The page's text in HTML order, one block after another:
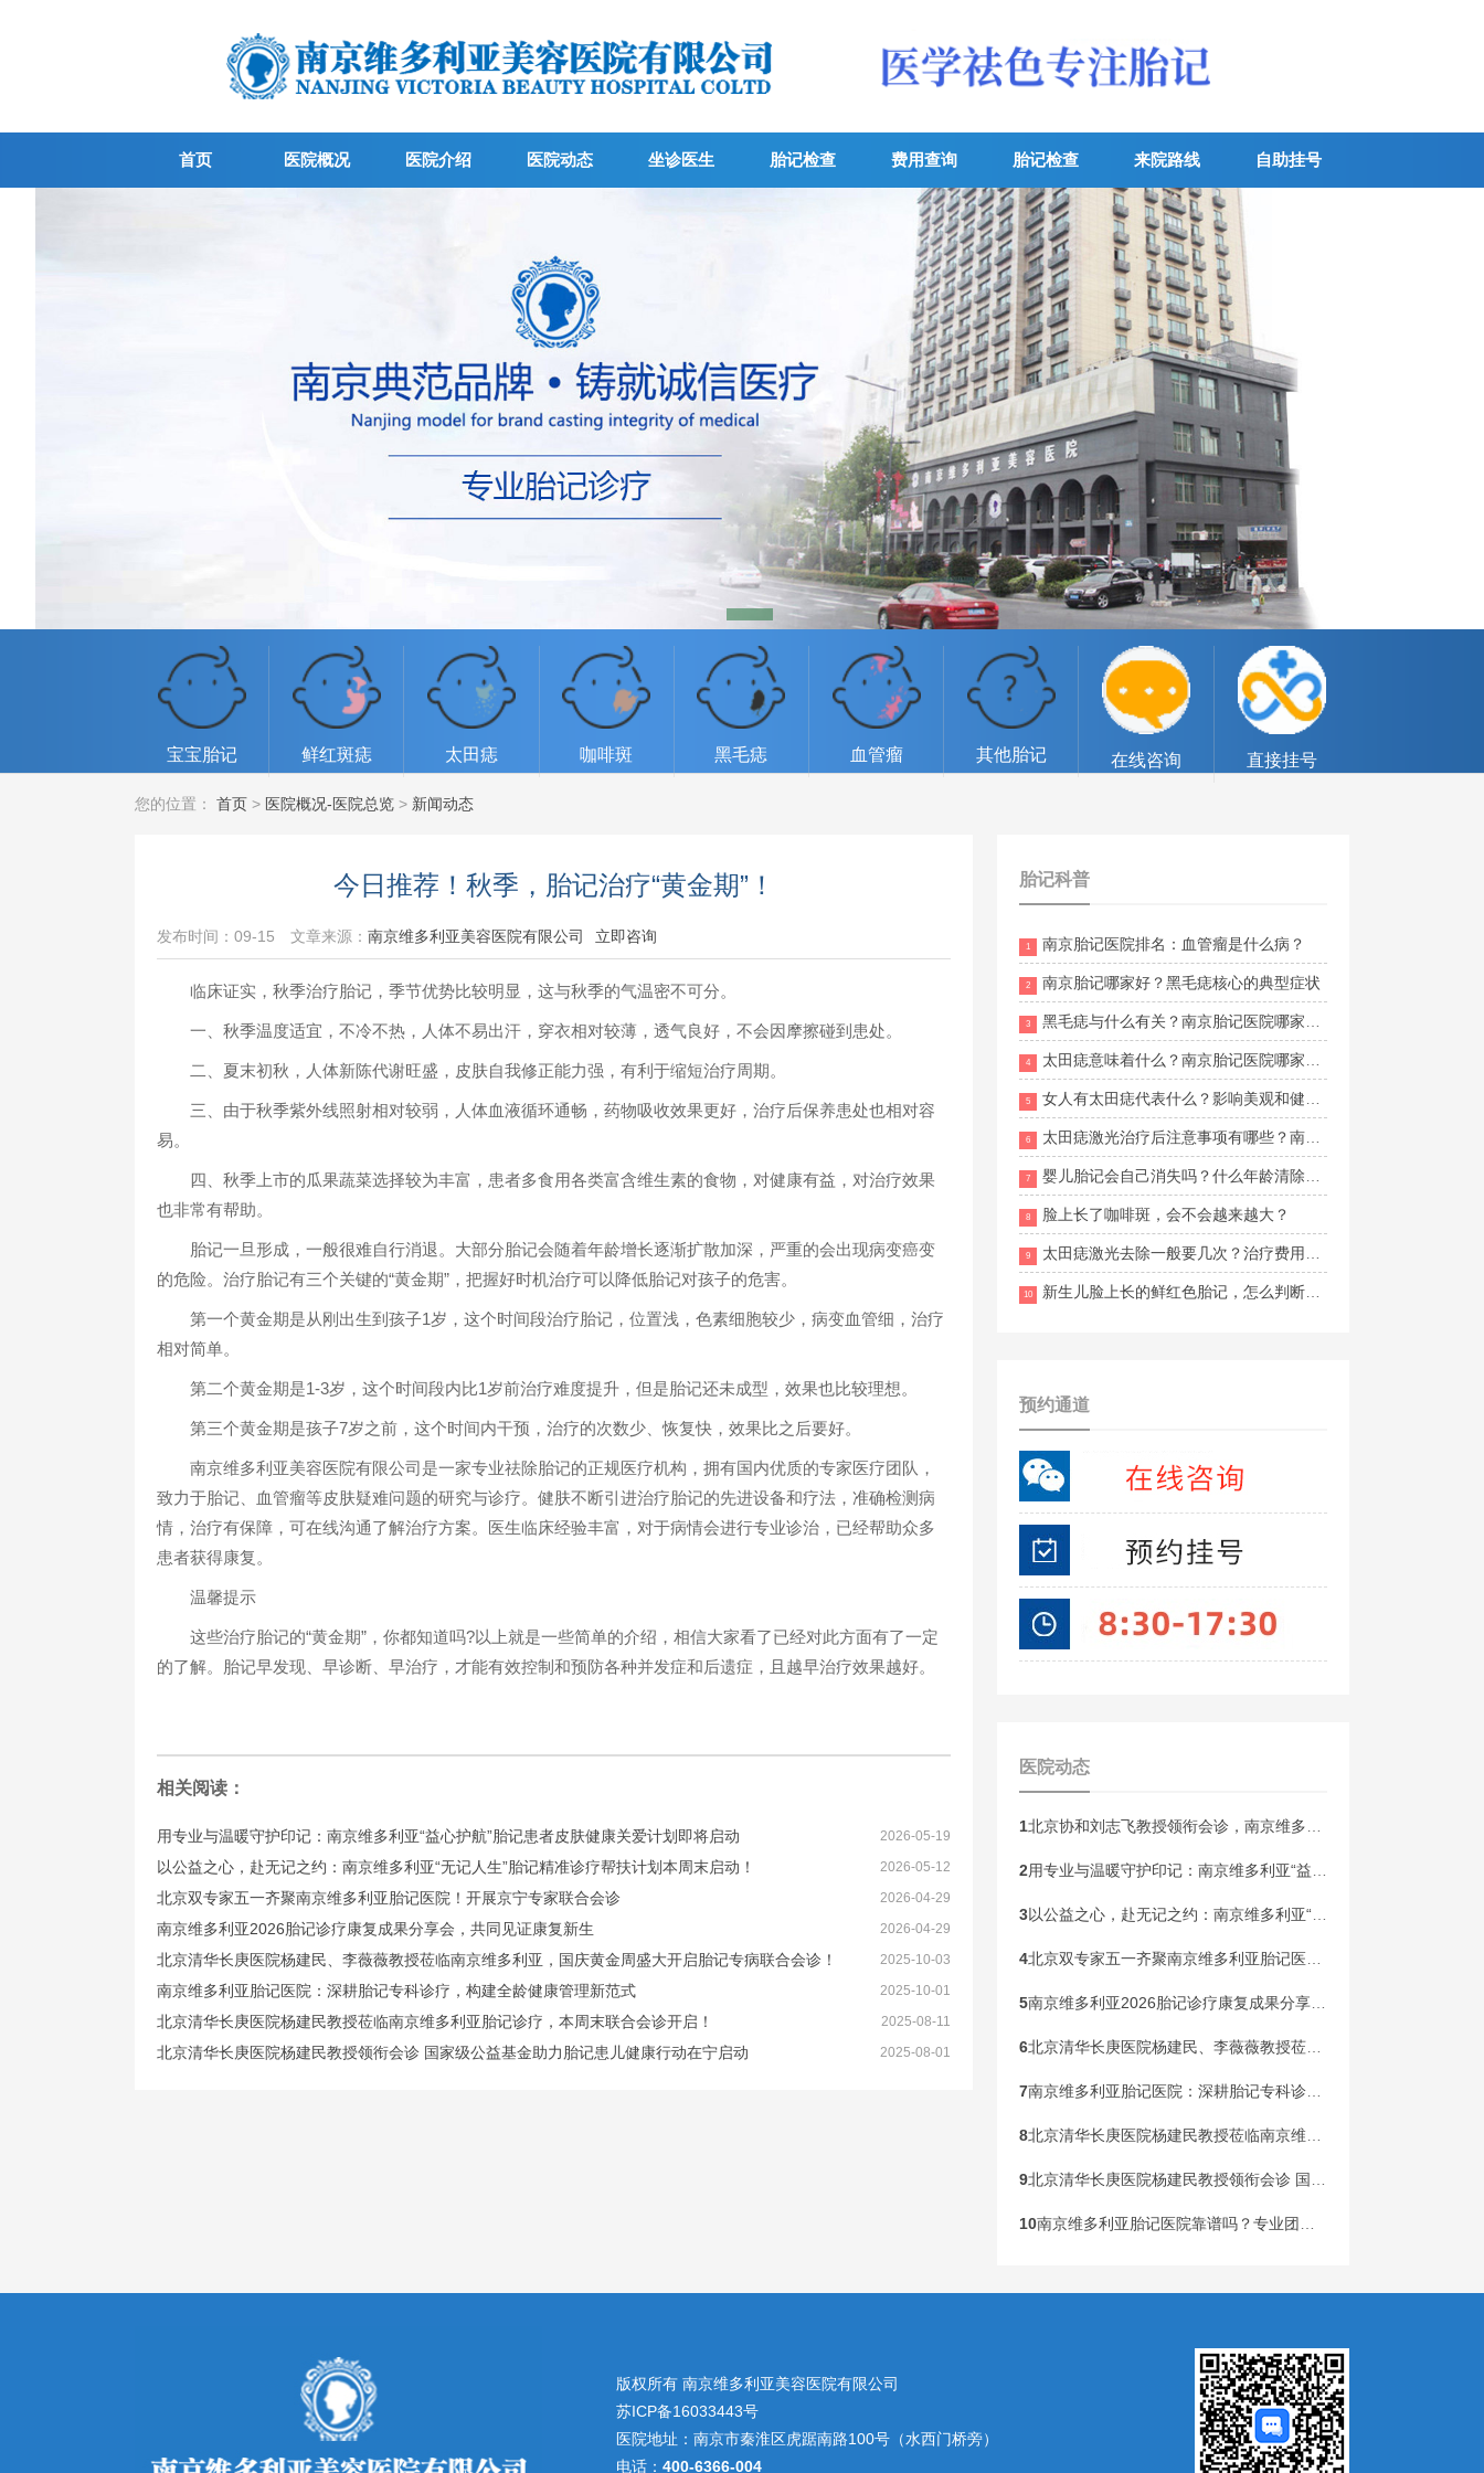
首页 医院概况 医院介绍 医院动态 坐诊医生 胎记检查 费用查询 胎记检查 来院路线 自助挂号
宝宝胎记 鲜红斑痣 太田痣 咖啡斑 黑毛痣 血管瘤 其他胎记 在线咨询 直接挂号
您的位置： 首页 > 医院概况-医院总览 > 新闻动态
今日推荐！秋季，胎记治疗“黄金期”！
发布时间：09-15 文章来源： 南京维多利亚美容医院有限公司 立即咨询
临床证实，秋季治疗胎记，季节优势比较明显，这与秋季的气温密不可分。
一、秋季温度适宜，不冷不热，人体不易出汗，穿衣相对较薄，透气良好，不会因摩擦碰到患处。
二、夏末初秋，人体新陈代谢旺盛，皮肤自我修正能力强，有利于缩短治疗周期。
三、由于秋季紫外线照射相对较弱，人体血液循环通畅，药物吸收效果更好，治疗后保养患处也相对容
易。
四、秋季上市的瓜果蔬菜选择较为丰富，患者多食用各类富含维生素的食物，对健康有益，对治疗效果
也非常有帮助。
胎记一旦形成，一般很难自行消退。大部分胎记会随着年龄增长逐渐扩散加深，严重的会出现病变癌变
的危险。治疗胎记有三个关键的“黄金期”，把握好时机治疗可以降低胎记对孩子的危害。
第一个黄金期是从刚出生到孩子1岁，这个时间段治疗胎记，位置浅，色素细胞较少，病变血管细，治疗
相对简单。
第二个黄金期是1-3岁，这个时间段内比1岁前治疗难度提升，但是胎记还未成型，效果也比较理想。
第三个黄金期是孩子7岁之前，这个时间内干预，治疗的次数少、恢复快，效果比之后要好。
南京维多利亚美容医院有限公司是一家专业祛除胎记的正规医疗机构，拥有国内优质的专家医疗团队，
致力于胎记、血管瘤等皮肤疑难问题的研究与诊疗。健肤不断引进治疗胎记的先进设备和疗法，准确检测病
情，治疗有保障，可在线沟通了解治疗方案。医生临床经验丰富，对于病情会进行专业诊治，已经帮助众多
患者获得康复。
温馨提示
这些治疗胎记的“黄金期”，你都知道吗?以上就是一些简单的介绍，相信大家看了已经对此方面有了一定
的了解。胎记早发现、早诊断、早治疗，才能有效控制和预防各种并发症和后遗症，且越早治疗效果越好。
相关阅读：
用专业与温暖守护印记：南京维多利亚“益心护航”胎记患者皮肤健康关爱计划即将启动 2026-05-19
以公益之心，赴无记之约：南京维多利亚“无记人生”胎记精准诊疗帮扶计划本周末启动！ 2026-05-12
北京双专家五一齐聚南京维多利亚胎记医院！开展京宁专家联合会诊 2026-04-29
南京维多利亚2026胎记诊疗康复成果分享会，共同见证康复新生 2026-04-29
北京清华长庚医院杨建民、李薇薇教授莅临南京维多利亚，国庆黄金周盛大开启胎记专病联合会诊！ 2025-10-03
南京维多利亚胎记医院：深耕胎记专科诊疗，构建全龄健康管理新范式 2025-10-01
北京清华长庚医院杨建民教授莅临南京维多利亚胎记诊疗，本周末联合会诊开启！ 2025-08-11
北京清华长庚医院杨建民教授领衔会诊 国家级公益基金助力胎记患儿健康行动在宁启动 2025-08-01
胎记科普
1 南京胎记医院排名：血管瘤是什么病？
2 南京胎记哪家好？黑毛痣核心的典型症状
3 黑毛痣与什么有关？南京胎记医院哪家好一点？
4 太田痣意味着什么？南京胎记医院哪家好点
5 女人有太田痣代表什么？影响美观和健康吗？
6 太田痣激光治疗后注意事项有哪些？南京胎记专科医院排名？
7 婴儿胎记会自己消失吗？什么年龄清除更合适？
8 脸上长了咖啡斑，会不会越来越大？
9 太田痣激光去除一般要几次？治疗费用怎么算？
10 新生儿脸上长的鲜红色胎记，怎么判断是不是鲜红斑痣，会不会自行消退？
预约通道
医院动态
1北京协和刘志飞教授领衔会诊，南京维多利亚胎记开启“无记童年·胎记血管瘤公益祛记”健康行动！
2用专业与温暖守护印记：南京维多利亚“益心护航”胎记患者皮肤健康关爱计划即将启动
3以公益之心，赴无记之约：南京维多利亚“无记人生”胎记精准诊疗帮扶计划本周末启动！
4北京双专家五一齐聚南京维多利亚胎记医院！开展京宁专家联合会诊
5南京维多利亚2026胎记诊疗康复成果分享会，共同见证康复新生
6北京清华长庚医院杨建民、李薇薇教授莅临南京维多利亚，国庆黄金周盛大开启胎记专病联合会诊！
7南京维多利亚胎记医院：深耕胎记专科诊疗，构建全龄健康管理新范式
8北京清华长庚医院杨建民教授莅临南京维多利亚胎记诊疗，本周末联合会诊开启！
9北京清华长庚医院杨建民教授领衔会诊 国家级公益基金助力胎记患儿健康行动在宁启动
10南京维多利亚胎记医院靠谱吗？专业团队，安心之选
版权所有 南京维多利亚美容医院有限公司
苏ICP备16033443号
医院地址：南京市秦淮区虎踞南路100号（水西门桥旁）
电话： 400-6366-004